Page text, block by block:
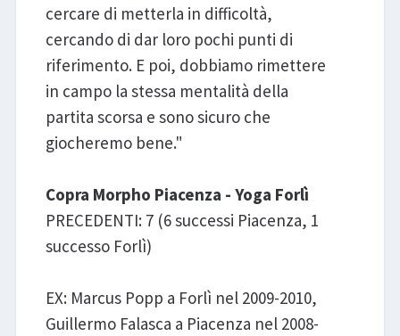
cercare di metterla in difficoltà,
cercando di dar loro pochi punti di
riferimento. E poi, dobbiamo rimettere
in campo la stessa mentalità della
partita scorsa e sono sicuro che
giocheremo bene."
Copra Morpho Piacenza - Yoga Forlì
PRECEDENTI: 7 (6 successi Piacenza, 1
successo Forlì)
EX: Marcus Popp a Forlì nel 2009-2010,
Guillermo Falasca a Piacenza nel 2008-